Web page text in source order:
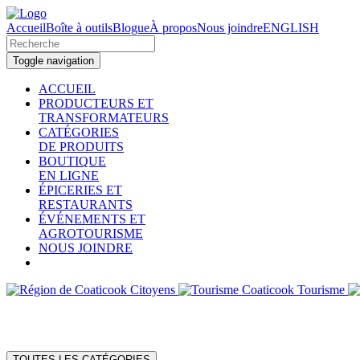
AccueilBoîte à outilsBlogueÀ proposNous joindreENGLISH
Toggle navigation
ACCUEIL
PRODUCTEURS ET
TRANSFORMATEURS
CATÉGORIES
DE PRODUITS
BOUTIQUE
EN LIGNE
ÉPICERIES ET
RESTAURANTS
ÉVÉNEMENTS ET
AGROTOURISME
NOUS JOINDRE
Citoyens Tourisme